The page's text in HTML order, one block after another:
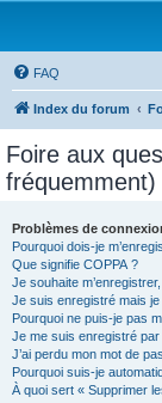
FAQ
Index du forum
Foire aux
fréquemment)
Problèmes de
Pourquoi dois-je
Que signifie COPPA ?
Je souhaite
Je suis enregistré mais
Pourquoi ne puis-je pas
Je me suis enregistré
J’ai perdu mon mot de
Pourquoi suis-je
À quoi sert « Supprimer